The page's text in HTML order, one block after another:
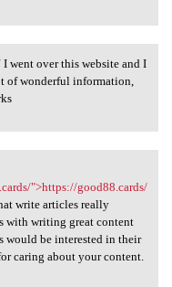
I went
I went over this website and I
of wonderful information,
">https://good88.cards/
write articles really
with writing great content
would be interested in their
caring about your content.